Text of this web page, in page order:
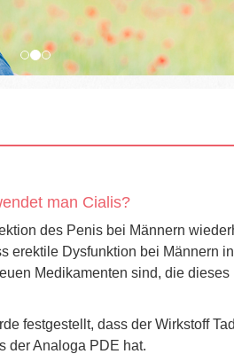
man Cialis?
des Penis bei Männern
erektile Dysfunktion bei Männern
Medikamenten sind, die
festgestellt, dass der Wirkstoff
der Analoga PDE hat.